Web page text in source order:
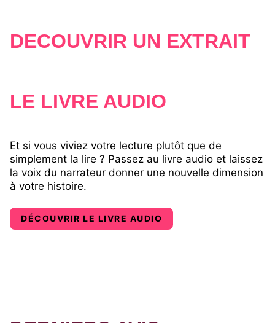
DÉCOUVRIR UN EXTRAIT
LE LIVRE AUDIO
Et si vous viviez votre lecture plutôt que de
simplement la lire ? Passez au livre audio et laissez
la voix du narrateur donner une nouvelle dimension
à votre histoire.
DÉCOUVRIR LE LIVRE AUDIO